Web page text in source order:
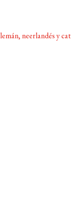
neerlandés y